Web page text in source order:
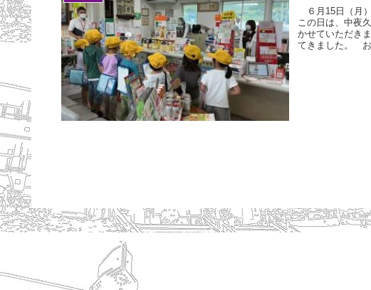
６月15日（月
この日は、中夜
かせていただき
てきました。